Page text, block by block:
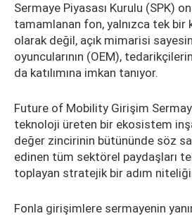
Sermaye Piyasası Kurulu (SPK)
tamamlanan fon, yalnızca tek bir
olarak değil, açık mimarisi
oyuncularının (OEM), tedarikçilerin
da katılımına imkan tanıyor.
Future of Mobility Girişim
teknoloji üreten bir ekosistem
değer zincirinin bütününde söz
edinen tüm sektörel paydaşları
toplayan stratejik bir adım
Fonla girişimlere sermayenin